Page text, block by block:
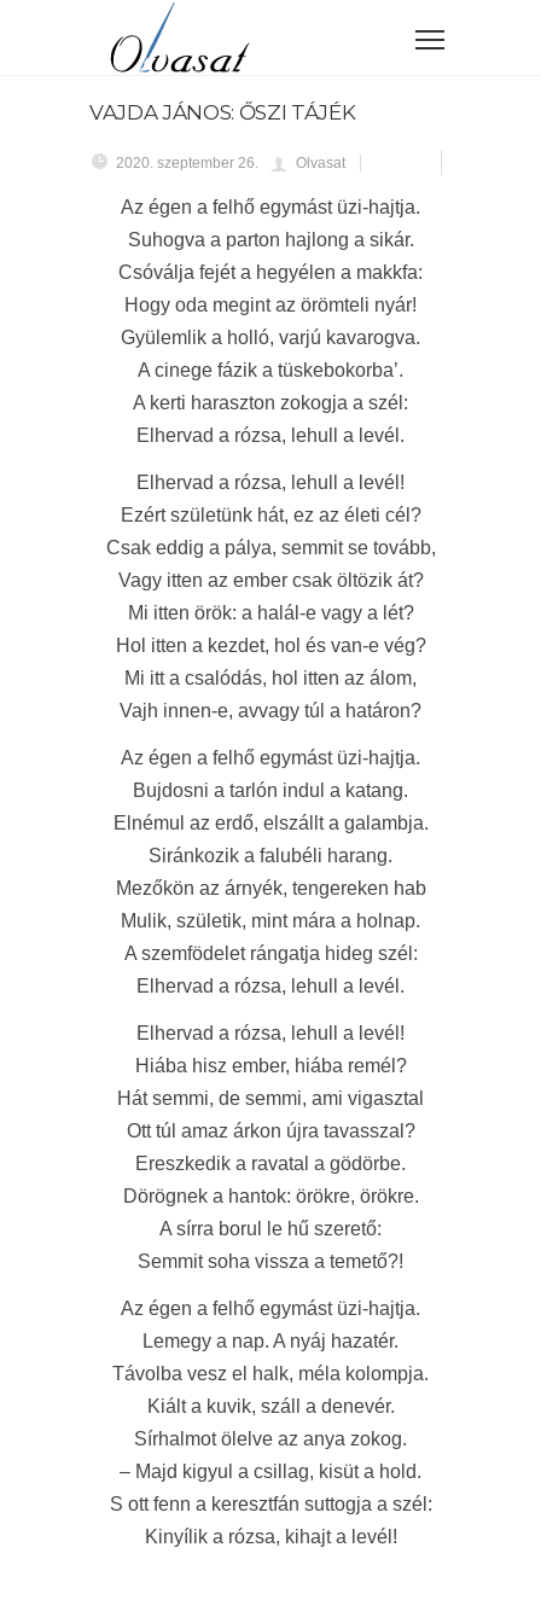
VAJDA JÁNOS: ŐSZI TÁJÉK
2020. szeptember 26. Olvasat
Az égen a felhő egymást üzi-hajtja.
Suhogva a parton hajlong a sikár.
Csóválja fejét a hegyélen a makkfa:
Hogy oda megint az örömteli nyár!
Gyülemlik a holló, varjú kavarogva.
A cinege fázik a tüskebokorba’.
A kerti haraszton zokogja a szél:
Elhervad a rózsa, lehull a levél.
Elhervad a rózsa, lehull a levél!
Ezért születünk hát, ez az életi cél?
Csak eddig a pálya, semmit se tovább,
Vagy itten az ember csak öltözik át?
Mi itten örök: a halál-e vagy a lét?
Hol itten a kezdet, hol és van-e vég?
Mi itt a csalódás, hol itten az álom,
Vajh innen-e, avvagy túl a határon?
Az égen a felhő egymást üzi-hajtja.
Bujdosni a tarlón indul a katang.
Elnémul az erdő, elszállt a galambja.
Siránkozik a falubéli harang.
Mezőkön az árnyék, tengereken hab
Mulik, születik, mint mára a holnap.
A szemfödelet rángatja hideg szél:
Elhervad a rózsa, lehull a levél.
Elhervad a rózsa, lehull a levél!
Hiába hisz ember, hiába remél?
Hát semmi, de semmi, ami vigasztal
Ott túl amaz árkon újra tavasszal?
Ereszkedik a ravatal a gödörbe.
Dörögnek a hantok: örökre, örökre.
A sírra borul le hű szerető:
Semmit soha vissza a temető?!
Az égen a felhő egymást üzi-hajtja.
Lemegy a nap. A nyáj hazatér.
Távolba vesz el halk, méla kolompja.
Kiált a kuvik, száll a denevér.
Sírhalmot ölelve az anya zokog.
– Majd kigyul a csillag, kisüt a hold.
S ott fenn a keresztfán suttogja a szél:
Kinyílik a rózsa, kihajt a levél!